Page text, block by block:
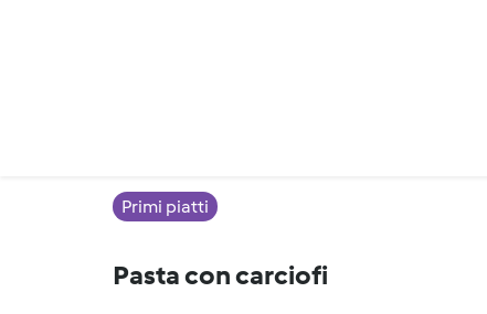
Primi piatti
Pasta con carciofi